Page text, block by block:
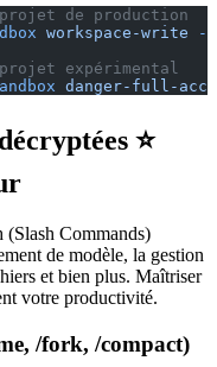
de production
workspace-write --
expérimental
danger-full-
⭐
(Slash Commands)
de modèle, la gestion
et bien plus. Maîtriser
votre productivité.
/fork, /compact)